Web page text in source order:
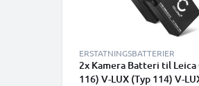
ERSTATNINGSBATTERIER
2x Kamera Batteri til Leica
116) V-LUX (Typ 114) V-